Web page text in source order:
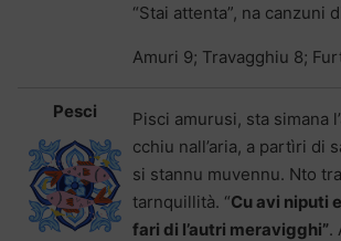
“Stai attenta”, na canzuni
Amuri 9; Travagghiu 8;
Pesci
Pisci amurusi, sta simana
cchiu nall’aria, a partìri di
si stannu muvennu. Nto
tarnquillità. “Cu avi niputi
fari di l’autri meravigghi”.